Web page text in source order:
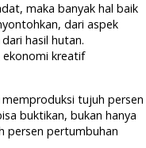
maka banyak hal baik
dari aspek
hasil hutan.
ekonomi kreatif
tujuh persen
buktikan, bukan hanya
persen pertumbuhan